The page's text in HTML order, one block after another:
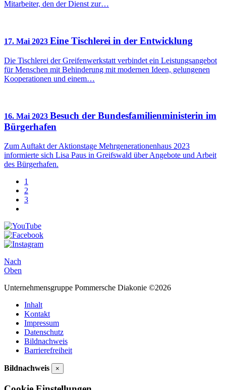
Mitarbeiter, den der Dienst zur…
17. Mai 2023 Eine Tischlerei in der Entwicklung
Die Tischlerei der Greifenwerkstatt verbindet ein Leistungsangebot
für Menschen mit Behinderung mit modernen Ideen, gelungenen
Kooperationen und einem…
16. Mai 2023 Besuch der Bundesfamilienministerin im
Bürgerhafen
Zum Auftakt der Aktionstage Mehrgenerationenhaus 2023
informierte sich Lisa Paus in Greifswald über Angebote und Arbeit
des Bürgerhafen.
1
2
3
Nach
Oben
Unternehmensgruppe Pommersche Diakonie ©2026
Inhalt
Kontakt
Impressum
Datenschutz
Bildnachweis
Barrierefreiheit
Bildnachweis ×